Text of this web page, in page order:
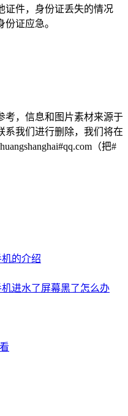
证件，身份证丢失的情况
证应急。
考，信息和图片素材来源于
系我们进行删除，我们将在
（把#
的介绍
进水了屏幕黑了怎么办